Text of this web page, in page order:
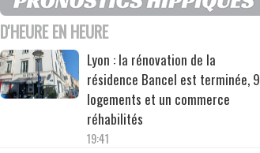
D'HEURE EN HEURE
Lyon : la rénovation de la
résidence Bancel est terminée, 9
logements et un commerce
réhabilités
19:41